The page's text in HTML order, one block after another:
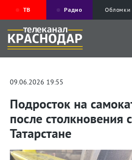
ТВ Радио
09.06.2026 19:55
Подросток на
после столкновения
Татарстане